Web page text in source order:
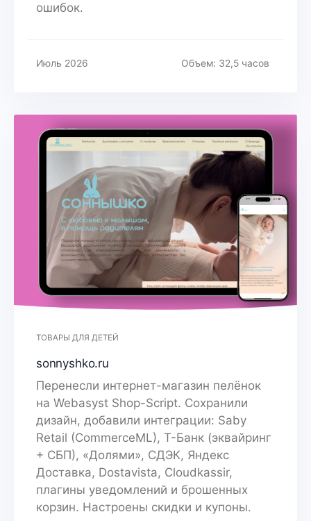
ошибок.
Июль 2026 Объем: 32,5 часов
ТОВАРЫ ДЛЯ ДЕТЕЙ
sonnyshko.ru
Перенесли интернет-магазин пелёнок
на Webasyst Shop-Script. Сохранили
дизайн, добавили интеграции: Saby
Retail (CommerceML), Т-Банк (эквайринг
+ СБП), «Долями», СДЭК, Яндекс
Доставка, Dostavista, Cloudkassir,
плагины уведомлений и брошенных
корзин. Настроены скидки и купоны.